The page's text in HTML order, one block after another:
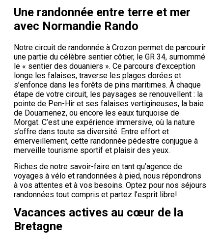
Une randonnée entre terre et mer
avec Normandie Rando
Notre circuit de randonnée à Crozon permet de parcourir
une partie du célèbre sentier côtier, le GR 34, surnommé
le « sentier des douaniers ». Ce parcours d’exception
longe les falaises, traverse les plages dorées et
s’enfonce dans les forêts de pins maritimes. À chaque
étape de votre circuit, les paysages se renouvellent : la
pointe de Pen-Hir et ses falaises vertigineuses, la baie
de Douarnenez, ou encore les eaux turquoise de
Morgat. C’est une expérience immersive, où la nature
s’offre dans toute sa diversité. Entre effort et
émerveillement, cette randonnée pédestre conjugue à
merveille tourisme sportif et plaisir des yeux.
Riches de notre savoir-faire en tant qu’agence de
voyages à vélo et randonnées à pied, nous répondrons
à vos attentes et à vos besoins. Optez pour nos séjours
randonnées tout compris et partez l’esprit libre!
Vacances actives au cœur de la
Bretagne